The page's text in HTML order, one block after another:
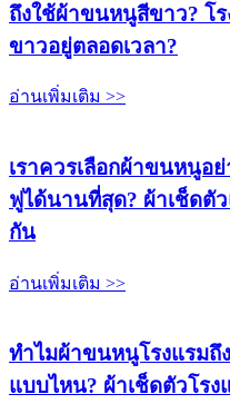
ถึงใช้ผ้าขนหนูสีขาว? โ
ขาวอยู่ตลอดเวลา?
อ่านเพิ่มเติม >>
เราควรเลือกผ้าขนหนูอ
ฟูได้นานที่สุด? ผ้าเช็ดตั
กัน
อ่านเพิ่มเติม >>
ทำไมผ้าขนหนูโรงแรมถึ
แบบไหน? ผ้าเช็ดตัวโรง